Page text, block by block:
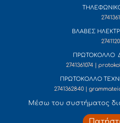
ΒΛΑΒΕΣ
ΠΡΩΤΟΚΟΛΛΟ
2741361074 |
ΠΡΩΤΟΚΟΛΛΟ
2741362840 |
Mέσω του συστήματος